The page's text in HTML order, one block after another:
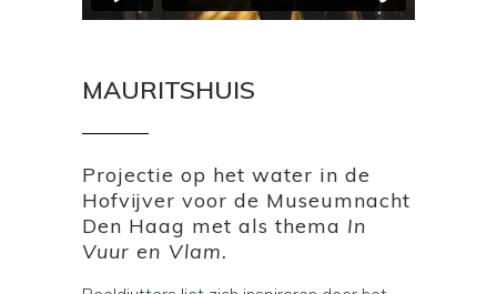
MAURITSHUIS
Projectie op het water in de
Hofvijver voor de Museumnacht
Den Haag met als thema In
Vuur en Vlam.